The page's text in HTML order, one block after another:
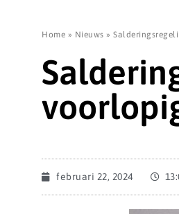
Home » Nieuws »
februari 22, 2024